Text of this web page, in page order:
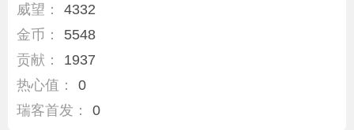
威望：
4332
金币：
5548
贡献：
1937
热心值：
0
瑞客首发：
0